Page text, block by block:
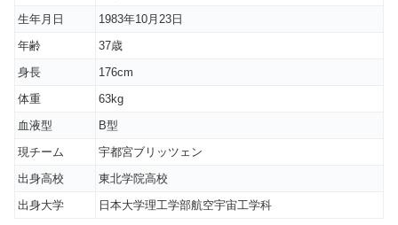
生年月日
1983年10月23日
年齢
37歳
身長
176cm
体重
63kg
血液型
B型
現チーム
宇都宮ブリッツェン
出身高校
東北学院高校
出身大学
日本大学理工学部航空宇宙工学科